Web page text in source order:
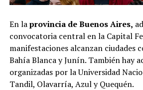
En laprovincia de Buenos Aires,
convocatoria central en la Capital
manifestaciones alcanzan ciudades
Bahía Blanca y Junín. También hay
organizadas por la Universidad
Tandil, Olavarría, Azul y Quequén.